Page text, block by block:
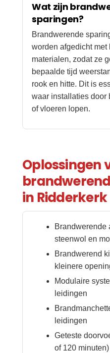
Wat zijn
sparingen?
Brandwerende
worden afgedicht met
materialen, zodat ze
bepaalde tijd
rook en hitte. Dit is
waar installaties door
of vloeren lopen.
Oplossingen
in Ridderkerk
Brandwerende
steenwol en
Brandwerend
kleinere
Modulaire
leidingen
leidingen
Geteste
of 120 minuten)